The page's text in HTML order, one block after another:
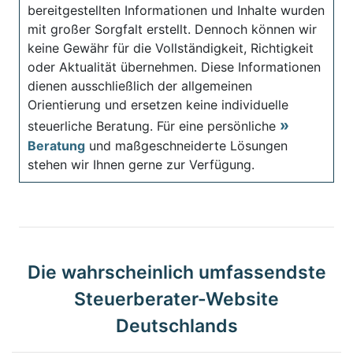
bereitgestellten Informationen und Inhalte wurden
mit großer Sorgfalt erstellt. Dennoch können wir
keine Gewähr für die Vollständigkeit, Richtigkeit
oder Aktualität übernehmen. Diese Informationen
dienen ausschließlich der allgemeinen
Orientierung und ersetzen keine individuelle
steuerliche Beratung. Für eine persönliche
Beratung und maßgeschneiderte Lösungen
stehen wir Ihnen gerne zur Verfügung.
Die wahrscheinlich umfassendste
Steuerberater-Website
Deutschlands